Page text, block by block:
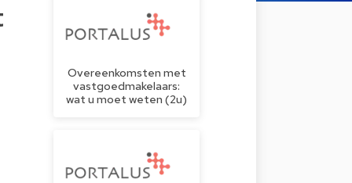
Overeenkomsten met
vastgoedmakelaars:
wat u moet weten (2u)